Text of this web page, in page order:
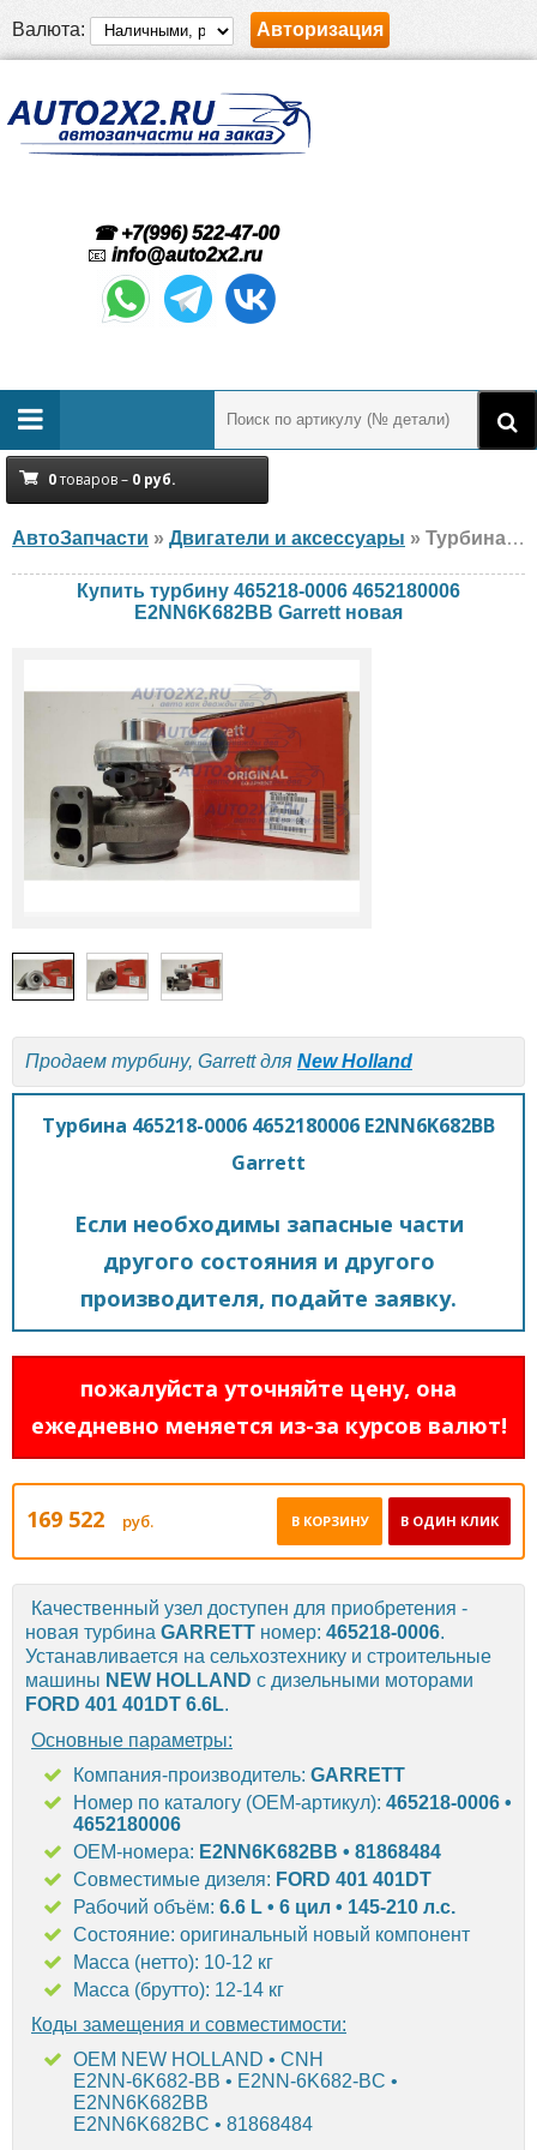
Валюта: Авторизация
☎ +7(996) 522-47-00
📧 info@auto2x2.ru
0товаров – 0 руб.
АвтоЗапчасти » Двигатели и аксессуары » Турбина Garrett 465218-0006 4652180006 E2NN6K682BB New Holland, новая
Купить турбину 465218-0006 4652180006
E2NN6K682BB Garrett новая
Продаем турбину, Garrett для New Holland
Турбина 465218-0006 4652180006 E2NN6K682BB
Garrett
Если необходимы запасные части
другого состояния и другого
производителя, подайте заявку.
пожалуйста уточняйте цену, она
ежедневно меняется из-за курсов валют!
169 522 руб. В ОДИН КЛИК
В КОРЗИНУ
Качественный узел доступен для приобретения -
новая турбина GARRETT номер: 465218-0006.
Устанавливается на сельхозтехнику и строительные
машины NEW HOLLAND с дизельными моторами
FORD 401 401DT 6.6L.
Основные параметры:
Компания-производитель: GARRETT
Номер по каталогу (OEM-артикул): 465218-0006 •
4652180006
OEM-номера: E2NN6K682BB • 81868484
Совместимые дизеля: FORD 401 401DT
Рабочий объём: 6.6 L • 6 цил • 145-210 л.с.
Состояние: оригинальный новый компонент
Масса (нетто): 10-12 кг
Масса (брутто): 12-14 кг
Коды замещения и совместимости:
OEM NEW HOLLAND • CNH
E2NN-6K682-BB • E2NN-6K682-BC •
E2NN6K682BB
E2NN6K682BC • 81868484